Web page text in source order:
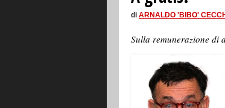
di ARNALDO 'BIBO'
Sulla remunerazione di